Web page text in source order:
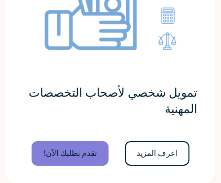
تمويل شخصي لأصحاب التخصصات
المهنية
اعرف المزيد تقدم بطلبك الآن!